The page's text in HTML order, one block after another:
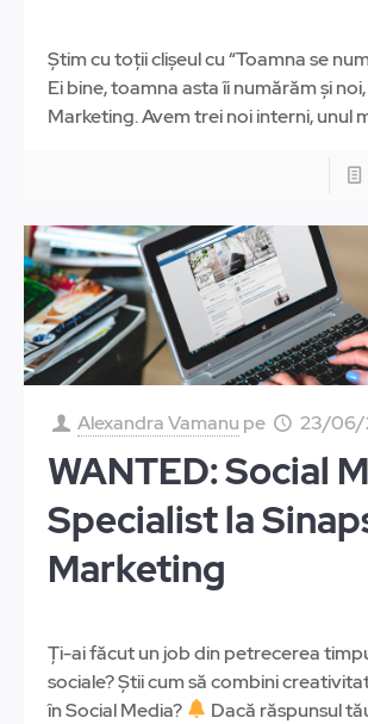
Știm cu toții clișeul cu “Toamna se
Ei bine, toamna asta îi numărăm și
Marketing. Avem trei noi interni, unul
Alexandra Vamanu pe 23/06/
WANTED: Social
Specialist la
Marketing
Ți-ai făcut un job din petrecerea
sociale? Știi cum să combini
în Social Media?
Dacă răspunsul